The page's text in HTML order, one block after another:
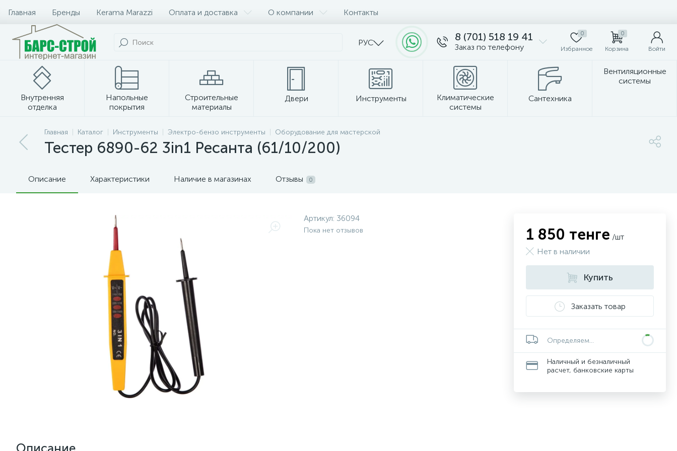
Главная Бренды Kerama Marazzi Оплата и доставка О компании Контакты
РУС 8 (701) 518 19 41
Заказ по телефону
0
Избранное
0
Корзина Войти
Внутренняя
отделка
Напольные
покрытия
Строительные
материалы
Двери Инструменты
Климатические
системы
Сантехника
Вентиляционные
системы
Плитка и керамогранит
Главная Каталог Инструменты Электро-бензо инструменты Оборудование для мастерской
Тестер 6890-62 3in1 Ресанта (61/10/200)
Описание Характеристики Наличие в магазинах Отзывы 0
Артикул: 36094
Пока нет отзывов 1 850 тенге /шт
Нет в наличии
Купить
Заказать товар
Определяем...
Наличный и безналичный
расчет, банковские карты